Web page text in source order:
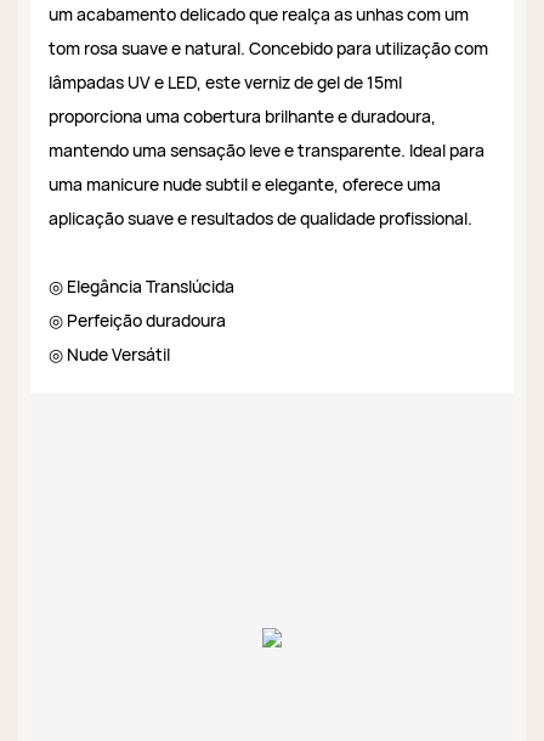
um acabamento delicado que realça as unhas com um
tom rosa suave e natural. Concebido para utilização com
lâmpadas UV e LED, este verniz de gel de 15ml
proporciona uma cobertura brilhante e duradoura,
mantendo uma sensação leve e transparente. Ideal para
uma manicure nude subtil e elegante, oferece uma
aplicação suave e resultados de qualidade profissional.
◎ Elegância Translúcida
◎ Perfeição duradoura
◎ Nude Versátil